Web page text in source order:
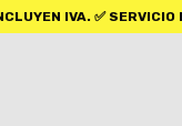
✅ SERVICIO